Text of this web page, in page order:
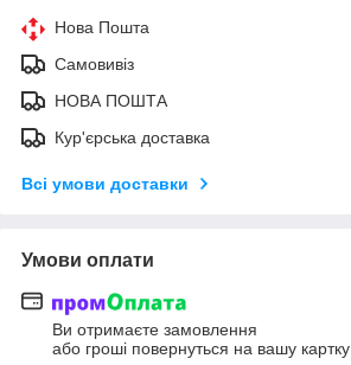
Нова Пошта
Самовивіз
НОВА ПОШТА
Кур'єрська доставка
Всі умови доставки
Умови оплати
Ви отримаєте замовлення
або гроші повернуться на вашу картку